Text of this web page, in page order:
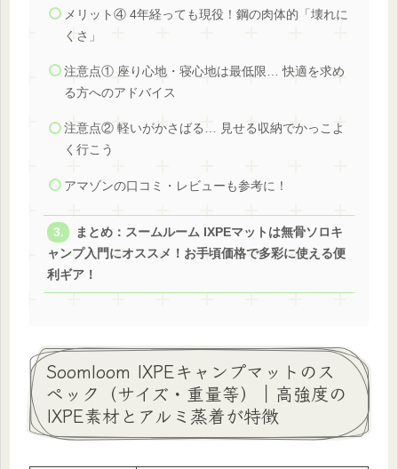
メリット④ 4年経っても現役！鋼の肉体的「壊れに
くさ」
注意点① 座り心地・寝心地は最低限… 快適を求め
る方へのアドバイス
注意点② 軽いがかさばる… 見せる収納でかっこよ
く行こう
アマゾンの口コミ・レビューも参考に！
まとめ：スームルーム IXPEマットは無骨ソロキ
ャンプ入門にオススメ！お手頃価格で多彩に使える便
利ギア！
Soomloom IXPEキャンプマットのス
ペック（サイズ・重量等）｜高強度の
IXPE素材とアルミ蒸着が特徴